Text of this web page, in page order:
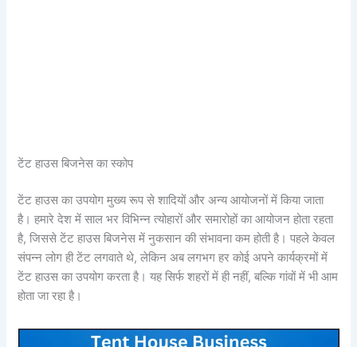
टेंट हाउस बिजनेस का स्कोप
टेंट हाउस का उपयोग मुख्य रूप से शादियों और अन्य आयोजनों में किया जाता
है। हमारे देश में साल भर विभिन्न त्योहारों और समारोहों का आयोजन होता रहता
है, जिससे टेंट हाउस बिजनेस में नुकसान की संभावना कम होती है। पहले केवल
संपन्न लोग ही टेंट लगवाते थे, लेकिन अब लगभग हर कोई अपने कार्यक्रमों में
टेंट हाउस का उपयोग करता है। यह सिर्फ शहरों में ही नहीं, बल्कि गांवों में भी आम
होता जा रहा है।